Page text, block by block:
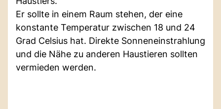
Er sollte in einem Raum stehen, der eine
konstante Temperatur zwischen 18 und 24
Grad Celsius hat. Direkte Sonneneinstrahlung
und die Nähe zu anderen Haustieren sollten
vermieden werden.